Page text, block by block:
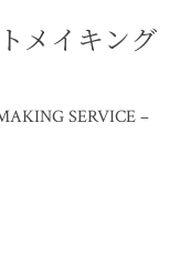
メイキング
SERVICE –